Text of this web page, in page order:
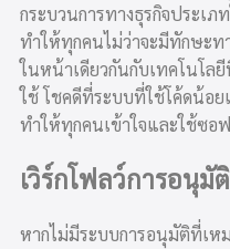
กระบวนการทางธุรกิจประเ
ทำให้ทุกคนไม่ว่าจะมีทักษะท
ในหน้าเดียวกันกับเทคโนโล
ใช้ โชคดีที่ระบบที่ใช้โค้ดน้อย
ทำให้ทุกคนเข้าใจและใช้ซอ
เวิร์กโฟลว์การอนุมั
หากไม่มีระบบการอนุมัติที่เ